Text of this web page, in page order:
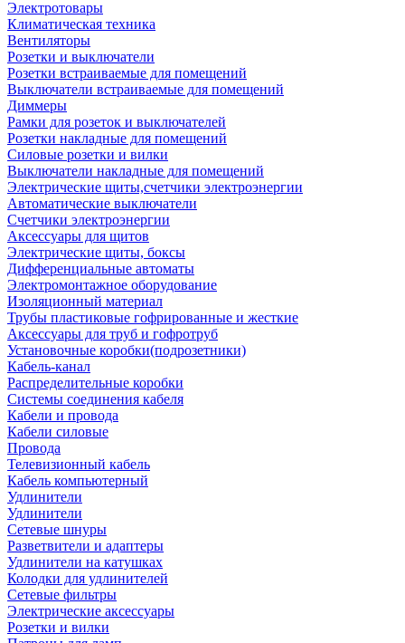
Электротовары
Климатическая техника
Вентиляторы
Розетки и выключатели
Розетки встраиваемые для помещений
Выключатели встраиваемые для помещений
Диммеры
Рамки для розеток и выключателей
Розетки накладные для помещений
Силовые розетки и вилки
Выключатели накладные для помещений
Электрические щиты,счетчики электроэнергии
Автоматические выключатели
Счетчики электроэнергии
Аксессуары для щитов
Электрические щиты, боксы
Дифференциальные автоматы
Электромонтажное оборудование
Изоляционный материал
Трубы пластиковые гофрированные и жесткие
Аксессуары для труб и гофротруб
Установочные коробки(подрозетники)
Кабель-канал
Распределительные коробки
Системы соединения кабеля
Кабели и провода
Кабели силовые
Провода
Телевизионный кабель
Кабель компьютерный
Удлинители
Удлинители
Сетевые шнуры
Разветвители и адаптеры
Удлинители на катушках
Колодки для удлинителей
Сетевые фильтры
Электрические аксессуары
Розетки и вилки